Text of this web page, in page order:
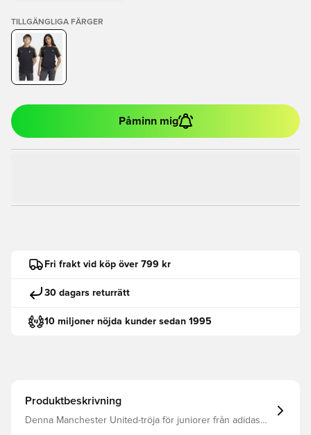
TILLGÄNGLIGA FÄRGER
Påminn mig
Fri frakt vid köp över 799 kr
30 dagars returrätt
10 miljoner nöjda kunder sedan 1995
Produktbeskrivning
Denna Manchester United-tröja för juniorer från adidas